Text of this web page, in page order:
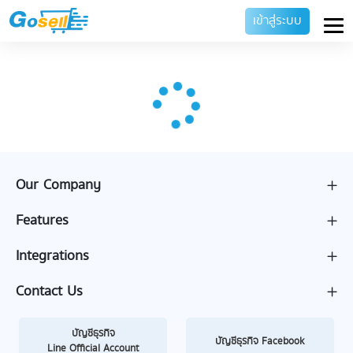
เข้าสู่ระบบ
Our Company
Features
Integrations
Contact Us
บัญชีธุรกิจ
Line Official Account
บัญชีธุรกิจ Facebook